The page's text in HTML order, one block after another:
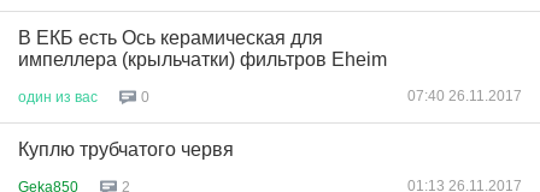
В ЕКБ есть Ось керамическая для
импеллера (крыльчатки) фильтров Eheim
один из вас 0 07:40 26.11.2017
Куплю трубчатого червя
Geka850 2 01:13 26.11.2017